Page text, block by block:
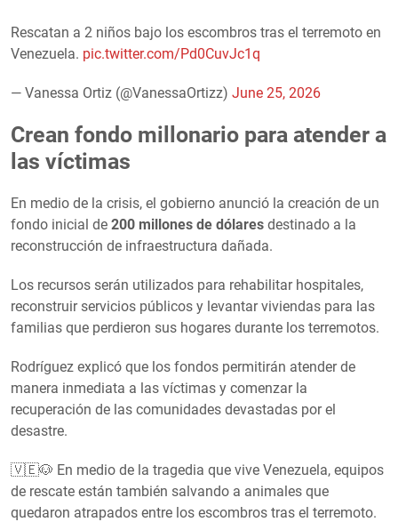
Rescatan a 2 niños bajo los escombros tras el terremoto en
Venezuela. pic.twitter.com/Pd0CuvJc1q
— Vanessa Ortiz (@VanessaOrtizz) June 25, 2026
Crean fondo millonario para atender a
las víctimas
En medio de la crisis, el gobierno anunció la creación de un
fondo inicial de 200 millones de dólares destinado a la
reconstrucción de infraestructura dañada.
Los recursos serán utilizados para rehabilitar hospitales,
reconstruir servicios públicos y levantar viviendas para las
familias que perdieron sus hogares durante los terremotos.
Rodríguez explicó que los fondos permitirán atender de
manera inmediata a las víctimas y comenzar la
recuperación de las comunidades devastadas por el
desastre.
🇻🇪🐶 En medio de la tragedia que vive Venezuela, equipos
de rescate están también salvando a animales que
quedaron atrapados entre los escombros tras el terremoto.